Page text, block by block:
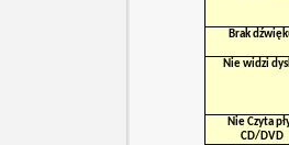
Brak
Nie widzi
Nie Czyta
CD/DVD